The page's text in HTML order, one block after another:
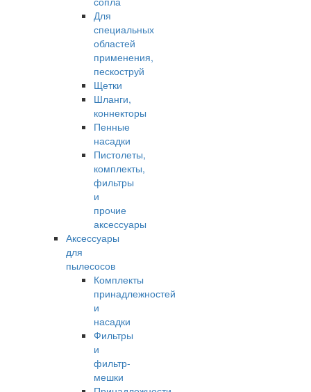
Для
специальных
областей
применения,
пескоструй
Щетки
Шланги,
коннекторы
Пенные
насадки
Пистолеты,
комплекты,
фильтры
и
прочие
аксессуары
Аксессуары
для
пылесосов
Комплекты
принадлежностей
и
насадки
Фильтры
и
фильтр-
мешки